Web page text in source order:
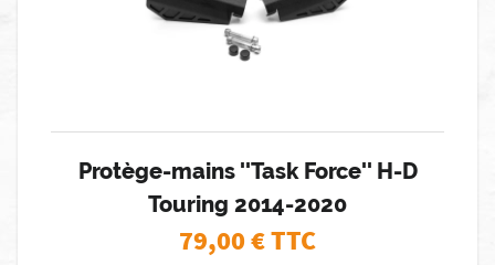
Protège-mains ''Task Force'' H-D
Touring 2014-2020
79,00€ TTC